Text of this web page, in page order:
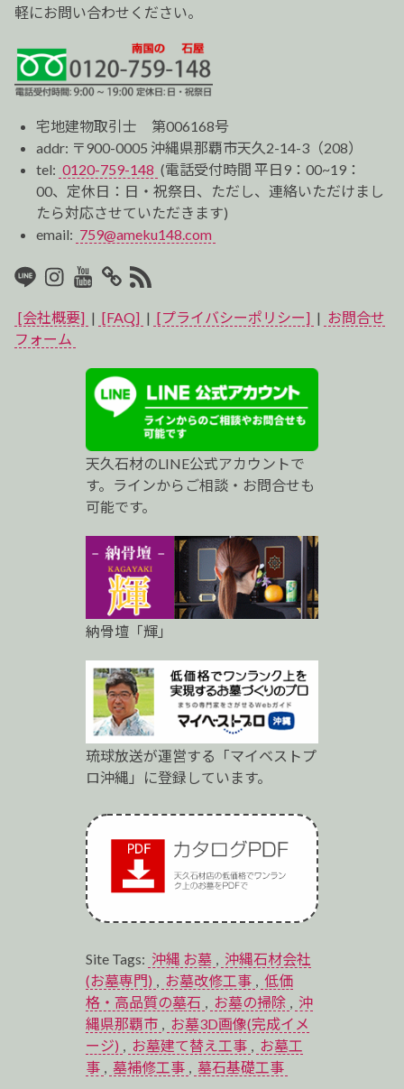
軽にお問い合わせください。
宅地建物取引士 第006168号
addr: 〒900-0005 沖縄県那覇市天久2-14-3（208）
tel: 0120-759-148 (電話受付時間 平日9：00~19：
00、定休日：日・祝祭日、ただし、連絡いただけまし
たら対応させていただきます)
email: 759@ameku148.com
LINEInstagram
Youtube
マ
イ
ス
ト
ロ
RSS2
[会社概要] | [FAQ] | [プライバシーポリシー] | お問合せ
フォーム
天久石材のLINE公式アカウントで
す。ラインからご相談・お問合せも
可能です。
納骨壇「輝」
琉球放送が運営する「マイベストプ
ロ沖縄」に登録しています。
Site Tags: 沖縄 お墓 , 沖縄石材会社
(お墓専門) , お墓改修工事 , 低価
格・高品質の墓石 , お墓の掃除 , 沖
縄県那覇市 , お墓3D画像(完成イメ
ージ) , お墓建て替え工事 , お墓工
事 , 墓補修工事 , 墓石基礎工事